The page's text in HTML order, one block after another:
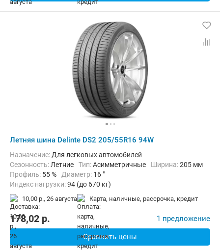
Летняя шина Delinte DS2 205/55R16 94W
Назначение: Для легковых автомобилей
Сезонность: Летние Тип:Асимметричные Ширина:205 мм
Профиль: 55 % Диаметр: 16 "
Индекс нагрузки:94 (до 670 кг)
Индекс скорости:
W (до 270 км/ч)
10,00 р., 26 августа карта, наличные, рассрочка, кредит
178,02 p. 1 предложение
Сравнить цены